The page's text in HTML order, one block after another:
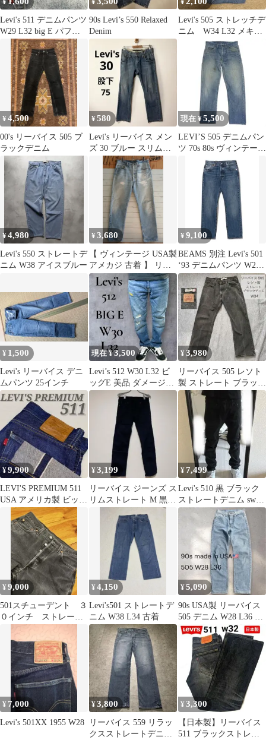
¥
Levi's 511 デニムパンツ
W29 L32 big E パフォ
ーマンス
¥
90s Levi’s 550 Relaxed
Denim
¥
Levi's 505 ストレッチデ
ニム W34 L32 メキシ
¥4,500
00's リーバイス 505 ブ
ラックデニム
¥580
Levi's リーバイス メン
ズ 30 ブルー スリムス
トレートジーンズ
現在 ¥5,500
LEVI’S 505 デニムパン
ツ 70s 80s ヴィンテージ
古着 USA製
¥4,980
Levi's 550 ストレートデ
ニム W38 アイスブルー
¥3,680
【 ヴィンテージ USA製
アメカジ 古着 】 リー
バイス 501 デニム
¥9,100
BEAMS 別注 Levi's 501
‘93 デニムパンツ W28
L30
¥ 1,500
Levi's リーバイス デニ
ムパンツ 25インチ
現在 ¥3,500
Levi’s 512 W30 L32 ビ
ッグE 美品 ダメージ加
工 デニム
¥3,980
リーバイス 505 レソト
製 ストレート ブラック
デニム W34
¥9,900
LEVI'S PREMIUM 511
USA アメリカ製 ビッグ
E 赤耳 W33
¥3,199
リーバイス ジーンズ ス
リムストレート M 黒
ブラック 美脚 メン
ズ スキニー
¥7,499
Levi's 510 黒 ブラック
ストレートデニム swag
y2k yoko
¥9,000
501スチューデント ３
０インチ ストレート
¥4,150
Levi's501 ストレートデ
ニム W38 L34 古着
¥5,090
90s USA製 リーバイス
505 デニム W28 L36 ア
イスブルー 米国製
¥ 7,000
Levi's 501XX 1955 W28
¥3,800
リーバイス 559 リラッ
クスストレートデニム
¥ 3,300
【日本製】リーバイス
511 ブラックストレー